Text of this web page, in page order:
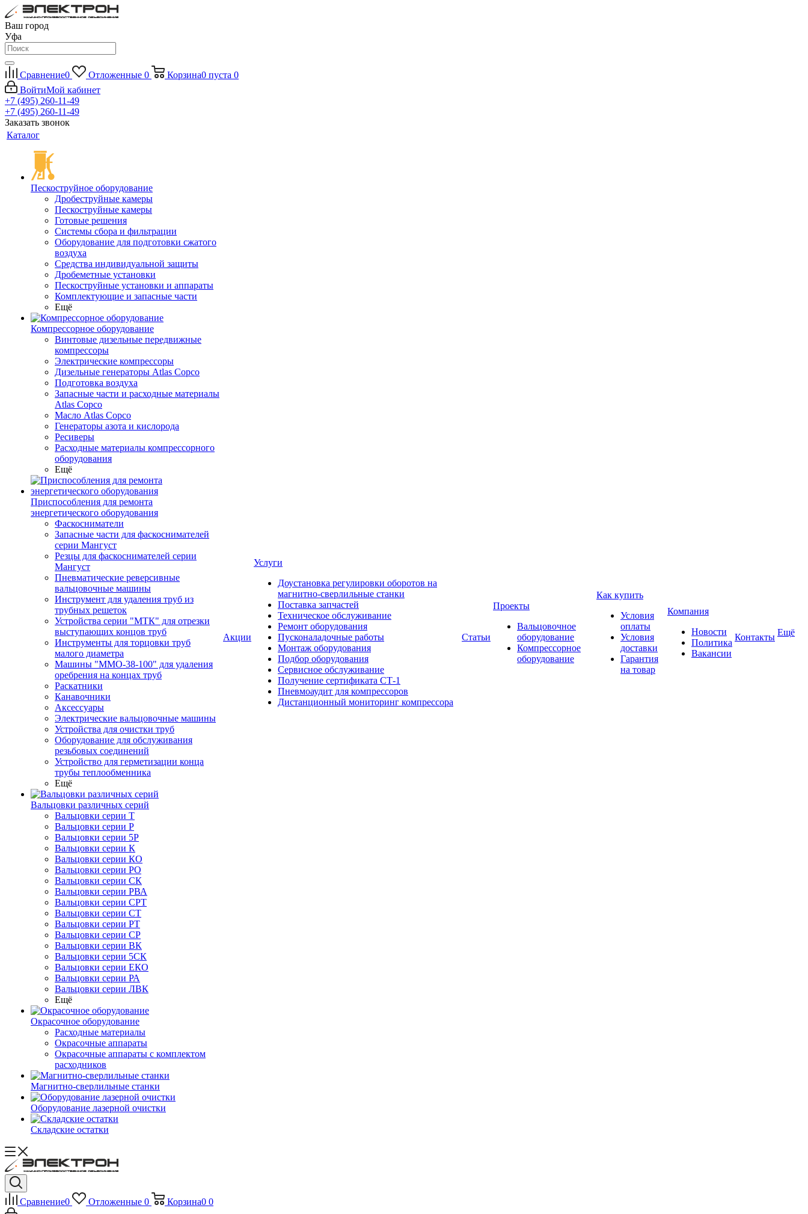
Ваш город
Уфа
Сравнение0 Отложенные 0 Корзина0 пуста 0
ВойтиМой кабинет
+7 (495) 260-11-49
+7 (495) 260-11-49
Заказать звонок
Каталог
Пескоструйное оборудование
Дробеструйные камеры
Пескоструйные камеры
Готовые решения
Системы сбора и фильтрации
Оборудование для подготовки сжатого
воздуха
Средства индивидуальной защиты
Дробеметные установки
Пескоструйные установки и аппараты
Комплектующие и запасные части
Ещё
Компрессорное оборудование
Винтовые дизельные передвижные
компрессоры
Электрические компрессоры
Дизельные генераторы Atlas Copco
Подготовка воздуха
Запасные части и расходные материалы
Atlas Copco
Масло Atlas Copco
Генераторы азота и кислорода
Ресиверы
Расходные материалы компрессорного
оборудования
Ещё
Приспособления для ремонта
энергетического оборудования
Фаскосниматели
Запасные части для фаскоснимателей
серии Мангуст
Резцы для фаскоснимателей серии
Мангуст
Пневматические реверсивные
вальцовочные машины
Инструмент для удаления труб из
трубных решеток
Устройства серии "МТК" для отрезки
выступающих концов труб
Инструменты для торцовки труб
малого диаметра
Машины "ММО-38-100" для удаления
оребрения на концах труб
Раскатники
Канавочники
Аксессуары
Электрические вальцовочные машины
Устройства для очистки труб
Оборудование для обслуживания
резьбовых соединений
Устройство для герметизации конца
трубы теплообменника
Ещё
Вальцовки различных серий
Вальцовки серии Т
Вальцовки серии Р
Вальцовки серии 5Р
Вальцовки серии К
Вальцовки серии КО
Вальцовки серии РО
Вальцовки серии СК
Вальцовки серии РВА
Вальцовки серии СРТ
Вальцовки серии СТ
Вальцовки серии РТ
Вальцовки серии СР
Вальцовки серии ВК
Вальцовки серии 5СК
Вальцовки серии ЕКО
Вальцовки серии РА
Вальцовки серии ЛВК
Ещё
Окрасочное оборудование
Расходные материалы
Окрасочные аппараты
Окрасочные аппараты с комплектом
расходников
Магнитно-сверлильные станки
Оборудование лазерной очистки
Складские остатки
Акции
Услуги
Доустановка регулировки оборотов на
магнитно-сверлильные станки
Поставка запчастей
Техническое обслуживание
Ремонт оборудования
Пусконаладочные работы
Монтаж оборудования
Подбор оборудования
Сервисное обслуживание
Получение сертификата СТ-1
Пневмоаудит для компрессоров
Дистанционный мониторинг компрессора
Статьи
Проекты
Вальцовочное
оборудование
Компрессорное
оборудование
Как купить
Условия
оплаты
Условия
доставки
Гарантия
на товар
Компания
Новости
Политика
Вакансии
Контакты Ещё
Сравнение0 Отложенные 0 Корзина0 0